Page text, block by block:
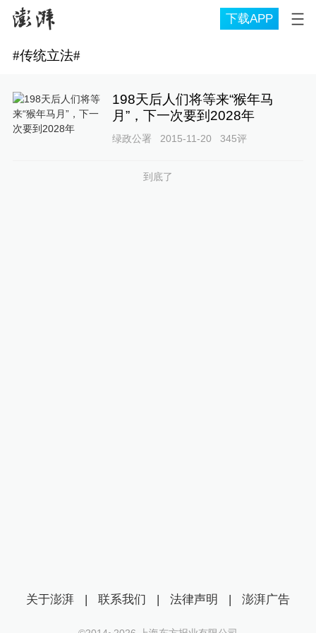
下载APP
#传统立法#
198天后人们将等来“猴年马
月”，下一次要到2028年
绿政公署 2015-11-20 345评
到底了
关于澎湃 | 联系我们 | 法律声明 | 澎湃广告